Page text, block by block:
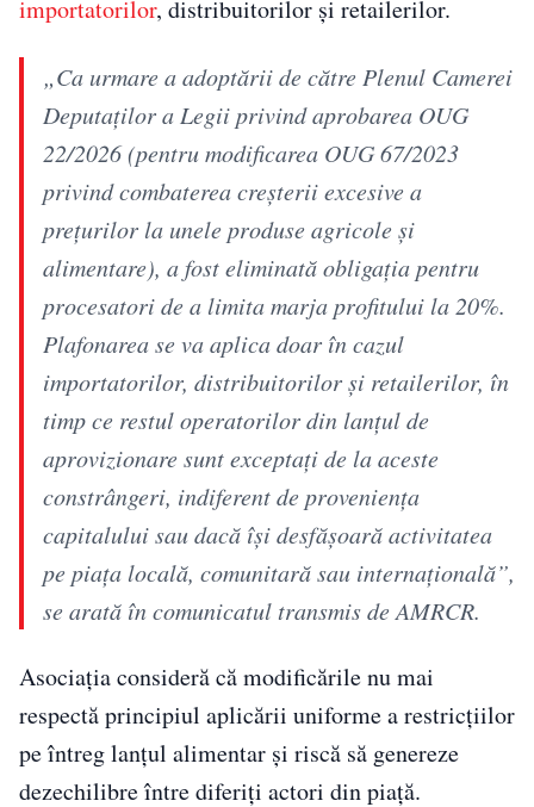
importatorilor, distribuitorilor și retailerilor.
„Ca urmare a adoptării de către Plenul Camerei
Deputaţilor a Legii privind aprobarea OUG
22/2026 (pentru modificarea OUG 67/2023
privind combaterea creşterii excesive a
preţurilor la unele produse agricole şi
alimentare), a fost eliminată obligaţia pentru
procesatori de a limita marja profitului la 20%.
Plafonarea se va aplica doar în cazul
importatorilor, distribuitorilor şi retailerilor, în
timp ce restul operatorilor din lanţul de
aprovizionare sunt exceptaţi de la aceste
constrângeri, indiferent de provenienţa
capitalului sau dacă îşi desfăşoară activitatea
pe piaţa locală, comunitară sau internaţională”,
se arată în comunicatul transmis de AMRCR.
Asociația consideră că modificările nu mai
respectă principiul aplicării uniforme a restricțiilor
pe întreg lanțul alimentar și riscă să genereze
dezechilibre între diferiți actori din piață.